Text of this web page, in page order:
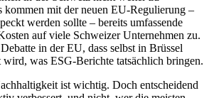
kommen mit der neuen EU-Regulierung –
werden sollte – bereits umfassende
auf viele Schweizer Unternehmen zu.
in der EU, dass selbst in Brüssel
was ESG-Berichte tatsächlich bringen.
ist wichtig. Doch entscheidend